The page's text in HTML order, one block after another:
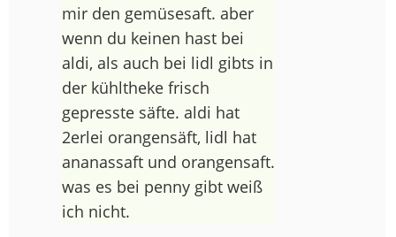
mir den gemüsesaft. aber
wenn du keinen hast bei
aldi, als auch bei lidl gibts in
der kühltheke frisch
gepresste säfte. aldi hat
2erlei orangensäft, lidl hat
ananassaft und orangensaft.
was es bei penny gibt weiß
ich nicht.